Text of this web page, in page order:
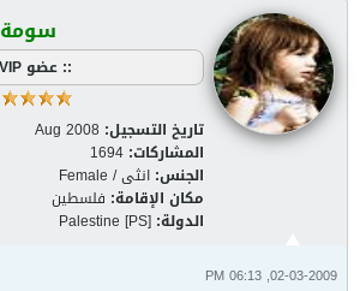
سومة
:: عضو VIP ::
تاريخ التسجيل: Aug 2008
المشاركات: 1694
الجنس: انثى / Female
مكان الإقامة: فلسطين
الدولة: Palestine [PS]
02-03-2009, 06:13 PM